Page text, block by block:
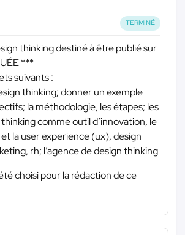
TERMINÉ
thinking destiné à être publié sur
***
suivants :
thinking; donner un exemple
la méthodologie, les étapes; les
comme outil d’innovation, le
la user experience (ux), design
rh; l’agence de design thinking
choisi pour la rédaction de ce